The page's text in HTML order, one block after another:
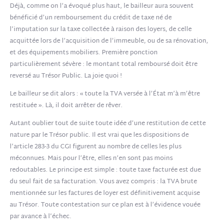
Déjà, comme on l’a évoqué plus haut, le bailleur aura souvent
bénéficié d’un remboursement du crédit de taxe né de
l’imputation sur la taxe collectée à raison des loyers, de celle
acquittée lors de l’acquisition de l’immeuble, ou de sa rénovation,
et des équipements mobiliers. Première ponction
particulièrement sévère : le montant total remboursé doit être
reversé au Trésor Public. La joie quoi !
Le bailleur se dit alors : « toute la TVA versée à l’État m’à m’être
restituée ». Là, il doit arrêter de rêver.
Autant oublier tout de suite toute idée d’une restitution de cette
nature par le Trésor public. Il est vrai que les dispositions de
l’article 283-3 du CGI figurent au nombre de celles les plus
méconnues. Mais pour l’être, elles n’en sont pas moins
redoutables. Le principe est simple : toute taxe facturée est due
du seul fait de sa facturation. Vous avez compris : la TVA brute
mentionnée sur les factures de loyer est définitivement acquise
au Trésor. Toute contestation sur ce plan est à l’évidence vouée
par avance à l’échec.